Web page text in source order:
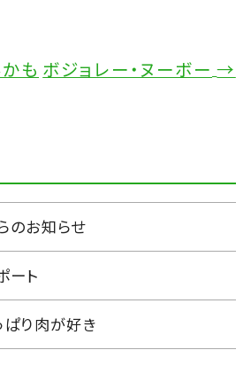
も ボジョレー・ヌーボー →
のお知らせ
ート
り肉が好き